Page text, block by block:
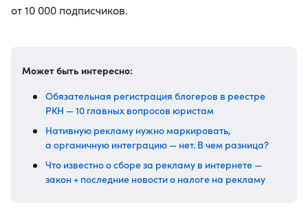
от 10 000 подписчиков.
Может быть интересно:
Обязательная регистрация блогеров в реестре
РКН — 10 главных вопросов юристам
Нативную рекламу нужно маркировать,
а органичную интеграцию — нет. В чем разница?
Что известно о сборе за рекламу в интернете —
закон + последние новости о налоге на рекламу